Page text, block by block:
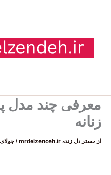
معرفی چند مدل
زنانه
از مستر دل زنده mrdelzendeh.ir / جولای 11, 2022